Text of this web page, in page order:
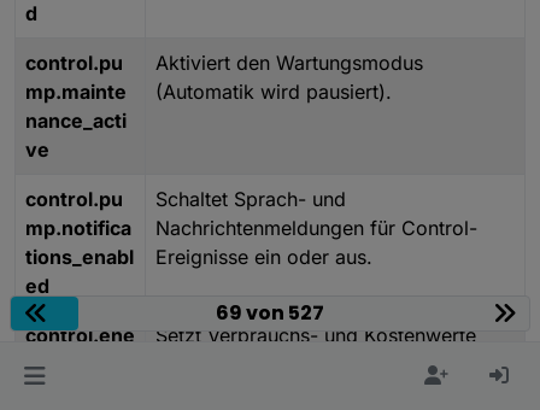
d
control.pu
mp.mainte
nance_acti
ve
Aktiviert den Wartungsmodus
(Automatik wird pausiert).
control.pu
mp.notifica
tions_enabl
ed
Schaltet Sprach- und
Nachrichtenmeldungen für Control-
Ereignisse ein oder aus.
control.ene
rgy.reset
Setzt Verbrauchs- und Kostenwerte
69 von 527